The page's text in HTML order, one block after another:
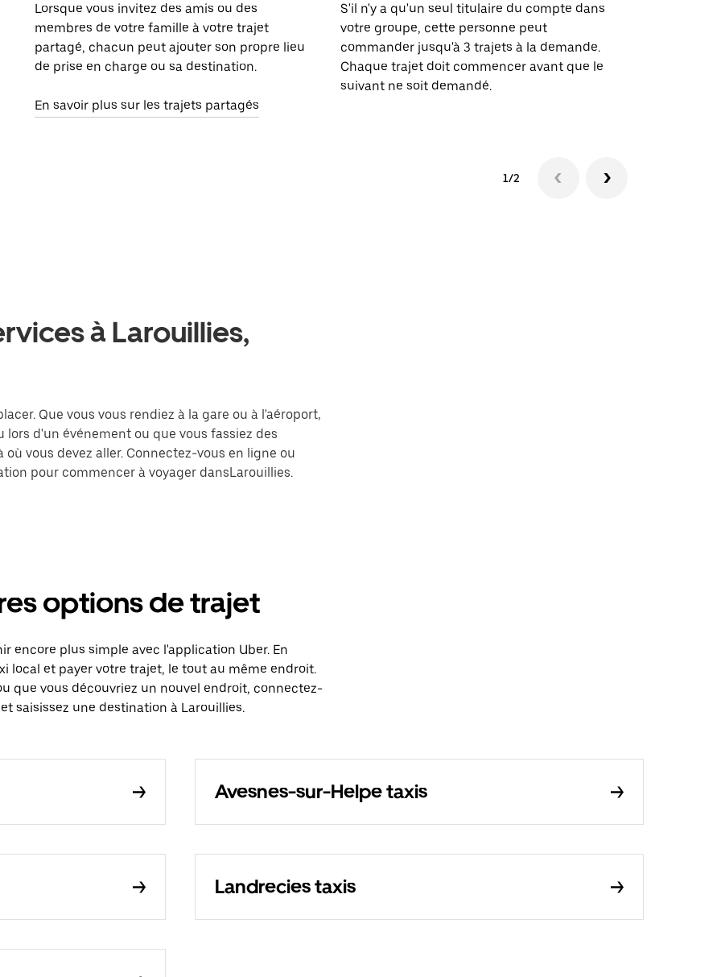
Lorsque vous invitez des amis ou des
membres de votre famille à votre trajet
partagé, chacun peut ajouter son propre lieu
de prise en charge ou sa destination.
En savoir plus sur les trajets partagés
S'il n'y a qu'un seul titulaire du compte dans
votre groupe, cette personne peut
commander jusqu'à 3 trajets à la demande.
Chaque trajet doit commencer avant que le
suivant ne soit demandé.
1/2
à Larouillies,
Que vous vous rendiez à la gare ou à l'aéroport,
d'un événement ou que vous fassiez des
vous devez aller. Connectez-vous en ligne ou
pour commencer à voyager dansLarouillies.
options de trajet
encore plus simple avec l'application Uber. En
local et payer votre trajet, le tout au même endroit.
que vous découvriez un nouvel endroit, connectez-
saisissez une destination à Larouillies.
Avesnes-sur-Helpe taxis
Landrecies taxis